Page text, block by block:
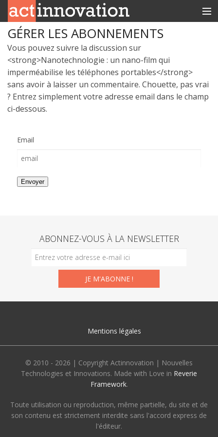
RUBRIQUES
INNOBOX
CONTACT
GÉRER LES ABONNEMENTS
Vous pouvez suivre la discussion sur
<strong>Nanotechnologie : un nano-film qui
imperméabilise les téléphones portables</strong>
sans avoir à laisser un commentaire. Chouette, pas vrai
? Entrez simplement votre adresse email dans le champ
ci-dessous.
Email
ABONNEZ-VOUS À LA NEWSLETTER
Mentions légales
© 2010 - 2026 | Copyright Actinnovation | Nouvelles
Technologies et Innovations. Made with Love in Reverie
Framework.
Toute utilisation ou reproduction, même partielle, du site et de
son contenu est strictement interdite sans l'accord express de
l'éditeur.